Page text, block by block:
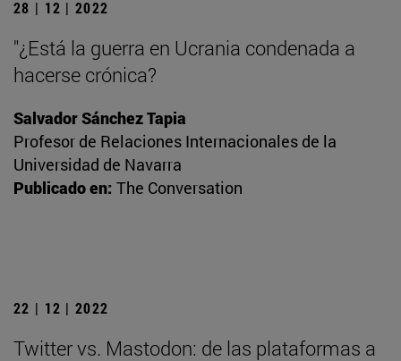
28 | 12 | 2022
"¿Está la guerra en Ucrania condenada a
hacerse crónica?
Salvador Sánchez Tapia
Profesor de Relaciones Internacionales de la
Universidad de Navarra
Publicado en: The Conversation
22 | 12 | 2022
Twitter vs. Mastodon: de las plataformas a